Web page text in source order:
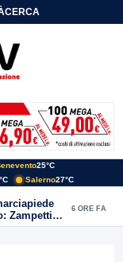
CERCA
25°C
Salerno27°C
Zampetti e
6 ORE FA